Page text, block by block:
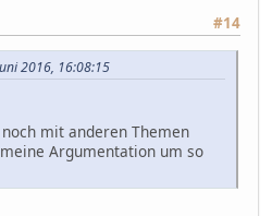
#14
2016, 16:08:15
mit anderen Themen
Argumentation um so